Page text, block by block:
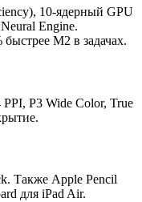
10-ядерный GPU
Engine.
M2 в задачах.
P3 Wide Color, True
Также Apple Pencil
для iPad Air.